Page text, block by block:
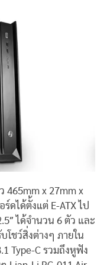
465mm x 27mm x
ดได้ตั้งแต่ E-ATX ไป
ได้จำนวน 6 ตัว และ
โชว์สิ่งต่างๆ ภายใน
Type-C รวมถึงหูฟัง